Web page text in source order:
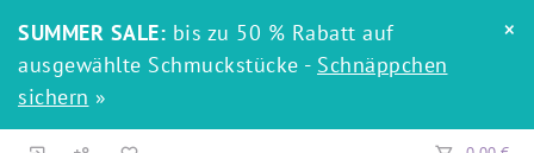
SUMMER SALE: bis zu 50 % Rabatt auf
ausgewählte Schmuckstücke - Schnäppchen
sichern »
×